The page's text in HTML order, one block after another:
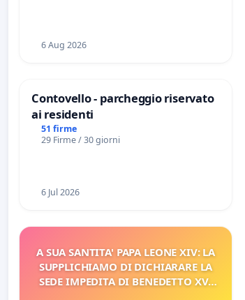
6 Aug 2026
Contovello - parcheggio riservato
ai residenti
51 firme
29 Firme / 30 giorni
6 Jul 2026
A SUA SANTITA' PAPA LEONE XIV: LA
SUPPLICHIAMO DI DICHIARARE LA
SEDE IMPEDITA DI BENEDETTO XVI